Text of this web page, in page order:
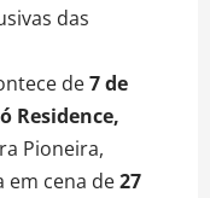
das
de7 de
Residence,
Pioneira,
em cena de27